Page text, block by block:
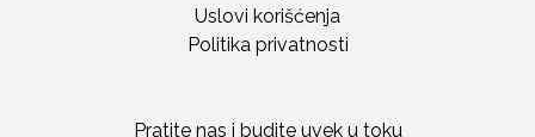
Uslovi korišćenja
Politika privatnosti
Pratite nas i budite uvek u toku